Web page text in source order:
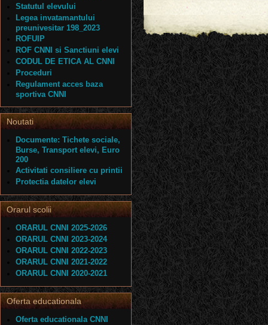
Statutul elevului
Legea invatamantului
preunivesitar 198_2023
ROFUIP
ROF CNNI si Sanctiuni elevi
CODUL DE ETICA AL CNNI
Proceduri
Regulament acces baza
sportiva CNNI
Noutati
Documente: Tichete sociale,
Burse, Transport elevi, Euro
200
Activitati consiliere cu printii
Protectia datelor elevi
Orarul scolii
ORARUL CNNI 2025-2026
ORARUL CNNI 2023-2024
ORARUL CNNI 2022-2023
ORARUL CNNI 2021-2022
ORARUL CNNI 2020-2021
Oferta educationala
Oferta educationala CNNI